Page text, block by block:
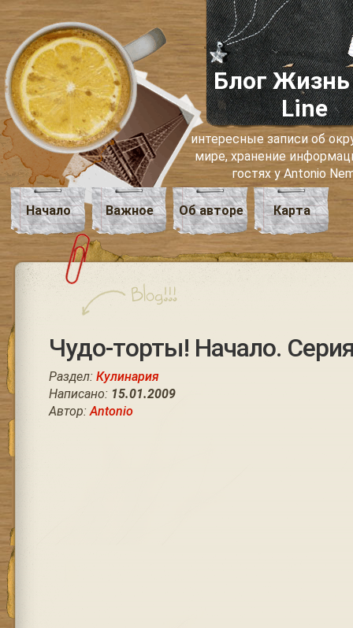
Блог Жизнь
Line
интересные записи об
мире, хранение
гостях у Antonio
Начало Важное Об авторе Карта
Чудо-торты! Начало.
Раздел: Кулинария
Написано: 15.01.2009
Автор:Antonio